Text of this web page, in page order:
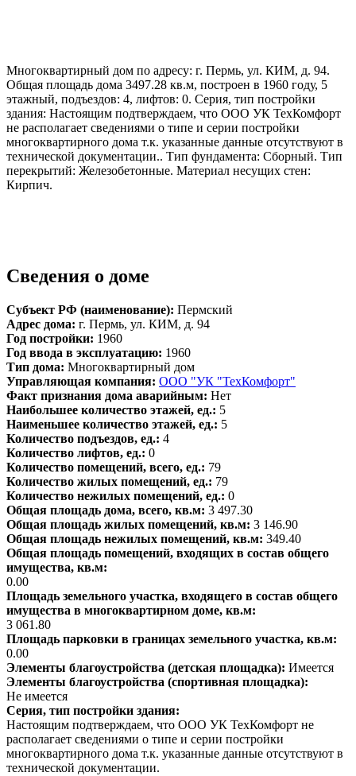
Многоквартирный дом по адресу: г. Пермь, ул. КИМ, д. 94.
Общая площадь дома 3497.28 кв.м, построен в 1960 году, 5
этажный, подъездов: 4, лифтов: 0. Серия, тип постройки
здания: Настоящим подтверждаем, что ООО УК ТехКомфорт
не располагает сведениями о типе и серии постройки
многоквартирного дома т.к. указанные данные отсутствуют в
технической документации.. Тип фундамента: Сборный. Тип
перекрытий: Железобетонные. Материал несущих стен:
Кирпич.
Сведения о доме
Субъект РФ (наименование): Пермский
Адрес дома: г. Пермь, ул. КИМ, д. 94
Год постройки: 1960
Год ввода в эксплуатацию: 1960
Тип дома: Многоквартирный дом
Управляющая компания: ООО "УК "ТехКомфорт"
Факт признания дома аварийным: Нет
Наибольшее количество этажей, ед.: 5
Наименьшее количество этажей, ед.: 5
Количество подъездов, ед.: 4
Количество лифтов, ед.: 0
Количество помещений, всего, ед.: 79
Количество жилых помещений, ед.: 79
Количество нежилых помещений, ед.: 0
Общая площадь дома, всего, кв.м: 3 497.30
Общая площадь жилых помещений, кв.м: 3 146.90
Общая площадь нежилых помещений, кв.м: 349.40
Общая площадь помещений, входящих в состав общего
имущества, кв.м:
0.00
Площадь земельного участка, входящего в состав общего
имущества в многоквартирном доме, кв.м:
3 061.80
Площадь парковки в границах земельного участка, кв.м:
0.00
Элементы благоустройства (детская площадка): Имеется
Элементы благоустройства (спортивная площадка):
Не имеется
Серия, тип постройки здания:
Настоящим подтверждаем, что ООО УК ТехКомфорт не
располагает сведениями о типе и серии постройки
многоквартирного дома т.к. указанные данные отсутствуют в
технической документации.